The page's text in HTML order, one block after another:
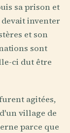
sa prison et
inventer
et son
sont
ci dut être
agitées,
village de
parce que